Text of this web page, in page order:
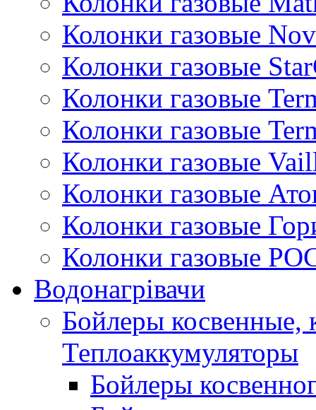
Колонки газовые
Колонки газовые
Колонки газовые
Колонки газовые
Колонки газовые
Колонки газовые
Колонки газовые
Колонки газовые
Водонагрівачи
Бойлеры косвенные,
Теплоаккумуляторы
Бойлеры